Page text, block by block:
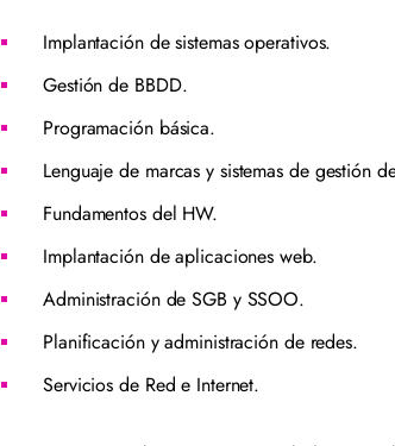
Implantación de sistemas operativos.
Gestión de BBDD.
Programación básica.
Lenguaje de marcas y sistemas de gestión
Fundamentos del HW.
Implantación de aplicaciones web.
Administración de SGB y SSOO.
Planificación y administración de redes.
Servicios de Red e Internet.